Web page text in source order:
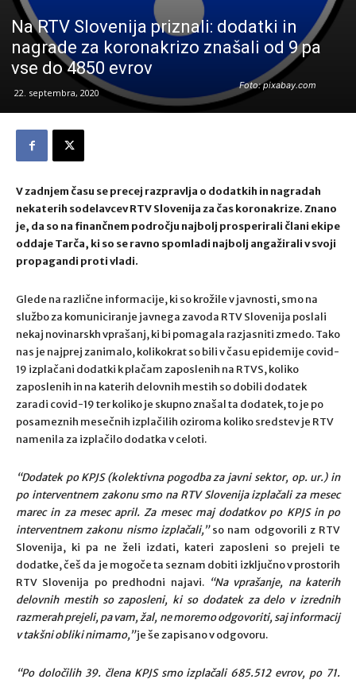
Foto: pixabay.com
Na RTV Slovenija priznali: dodatki in
nagrade za koronakrizo znašali od 9 pa
vse do 4850 evrov
22. septembra, 2020
V zadnjem času se precej razpravlja o dodatkih in nagradah
nekaterih sodelavcev RTV Slovenija za čas koronakrize. Znano
je, da so na finančnem področju najbolj prosperirali člani ekipe
oddaje Tarča, ki so se ravno spomladi najbolj angažirali v svoji
propagandi proti vladi.
Glede na različne informacije, ki so krožile v javnosti, smo na
službo za komuniciranje javnega zavoda RTV Slovenija poslali
nekaj novinarskh vprašanj, ki bi pomagala razjasniti zmedo. Tako
nas je najprej zanimalo, kolikokrat so bili v času epidemije covid-
19 izplačani dodatki k plačam zaposlenih na RTVS, koliko
zaposlenih in na katerih delovnih mestih so dobili dodatek
zaradi covid-19 ter koliko je skupno znašal ta dodatek, to je po
posameznih mesečnih izplačilih oziroma koliko sredstev je RTV
namenila za izplačilo dodatka v celoti.
“Dodatek po KPJS (kolektivna pogodba za javni sektor, op. ur.) in
po interventnem zakonu smo na RTV Slovenija izplačali za mesec
marec in za mesec april. Za mesec maj dodatkov po KPJS in po
interventnem zakonu nismo izplačali,”so nam odgovorili z RTV
Slovenija, ki pa ne želi izdati, kateri zaposleni so prejeli te
dodatke, češ da je mogoče ta seznam dobiti izključno v prostorih
RTV Slovenija po predhodni najavi. “Na vprašanje, na katerih
delovnih mestih so zaposleni, ki so dodatek za delo v izrednih
razmerah prejeli, pa vam, žal, ne moremo odgovoriti, saj informacij
v takšni obliki nimamo,”je še zapisano v odgovoru.
“Po določilih 39. člena KPJS smo izplačali 685.512 evrov, po 71.